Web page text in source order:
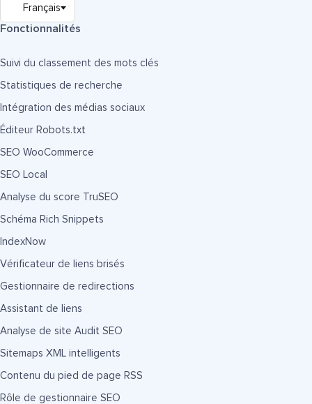
Fonctionnalités
Suivi du classement des mots clés
Statistiques de recherche
Intégration des médias sociaux
Éditeur Robots.txt
SEO WooCommerce
SEO Local
Analyse du score TruSEO
Schéma Rich Snippets
IndexNow
Vérificateur de liens brisés
Gestionnaire de redirections
Assistant de liens
Analyse de site Audit SEO
Sitemaps XML intelligents
Contenu du pied de page RSS
Rôle de gestionnaire SEO